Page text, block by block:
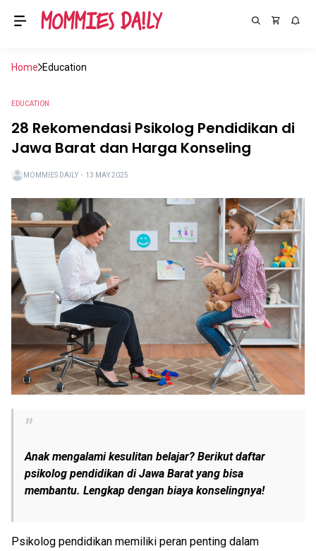
Home Education
EDUCATION
28 Rekomendasi Psikolog Pendidikan di
Jawa Barat dan Harga Konseling
MOMMIES DAILY ・ 13 MAY 2025
Anak mengalami kesulitan belajar? Berikut daftar
psikolog pendidikan di Jawa Barat yang bisa
membantu. Lengkap dengan biaya konselingnya!
Psikolog pendidikan memiliki peran penting dalam